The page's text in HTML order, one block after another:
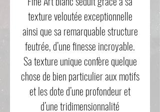
texture veloutée exceptionnelle
ainsi que sa remarquable structure
feutrée, d’une finesse incroyable.
Sa texture unique confère quelque
chose de bien particulier aux motifs
et les dote d’une profondeur et
d’une tridimensionnalité